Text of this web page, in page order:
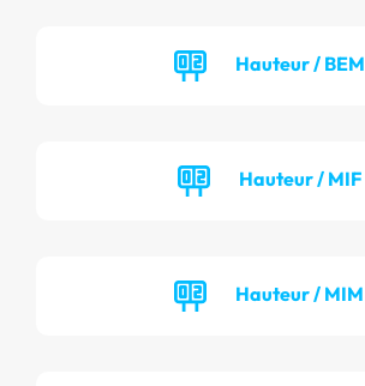
Hauteur / BEM
Hauteur / MIF
Hauteur / MIM